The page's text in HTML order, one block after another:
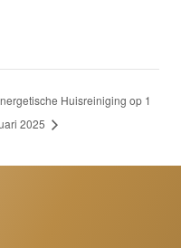
Huisreiniging op 1
2025